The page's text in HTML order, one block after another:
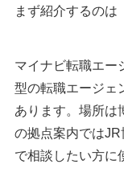
まず紹介するのは
マイナビ転職エー
型の転職エージェ
あります。場所は
の拠点案内では
で相談したい方に